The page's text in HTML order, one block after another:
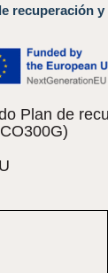
recuperación y
Plan de